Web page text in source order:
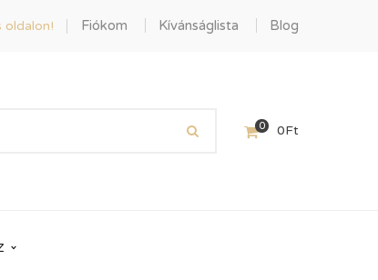
oldalon! Fiókom Kívánságlista Blog
0 0Ft